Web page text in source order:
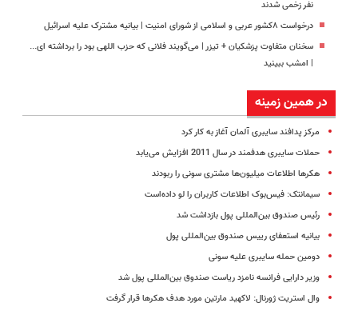
نفر زخمی شدند
درخواست ۸کشور عربی و اسلامی از شورای امنیت | بیانیه مشترک علیه اسرائیل
سخنان متفاوت پزشکیان + تیزر | می‌گویند فلانی که حزب اللهی بود را برداشته ای...
| امشب ببینید
در همین زمینه
مرکز پدافند سایبری آلمان آغاز به کار کرد
حملات سایبری هدفمند در سال 2011 افزایش می‌یابد
هکرها اطلاعات میلیون‌ها مشتری سونی را ربودند
سیمانتک: فیس‌بوک اطلاعات کاربران را لو داده‌است
رئیس صندوق بین‌المللی پول بازداشت شد
بیانیه استعفای رییس صندوق بین‌المللی پول
دومین حمله سایبری علیه سونی
وزیر دارایی فرانسه نامزد ریاست صندوق بین‌المللی پول شد
وال استریت ژورنال: لاکهید مارتین مورد هدف هکرها قرار گرفت